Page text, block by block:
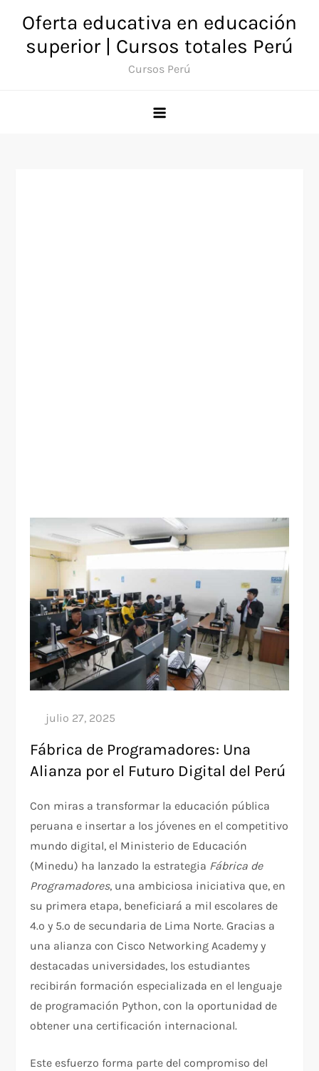
contenido
Oferta educativa en educación
superior | Cursos totales Perú
Cursos Perú
Fábrica de Programadores: Una
Alianza por el Futuro Digital del Perú
Con miras a transformar la educación pública
peruana e insertar a los jóvenes en el competitivo
mundo digital, el Ministerio de Educación
(Minedu) ha lanzado la estrategia Fábrica de
Programadores, una ambiciosa iniciativa que, en
su primera etapa, beneficiará a mil escolares de
4.º y 5.º de secundaria de Lima Norte. Gracias a
una alianza con Cisco Networking Academy y
destacadas universidades, los estudiantes
recibirán formación especializada en el lenguaje
de programación Python, con la oportunidad de
obtener una certificación internacional.
Este esfuerzo forma parte del compromiso del